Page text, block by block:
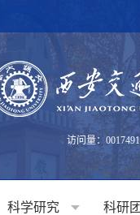
访问量：
科学研究 科研